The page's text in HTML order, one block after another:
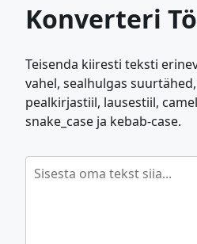
Konverteri
Teisenda kiiresti teksti
vahel, sealhulgas
pealkirjastiil, lausestiil,
snake_case ja kebab-case.